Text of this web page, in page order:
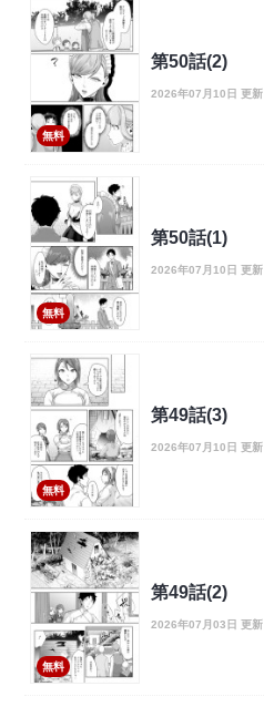
無料
第50話(2)
2026年07月10日 更新
無料
第50話(1)
2026年07月10日 更新
無料
第49話(3)
2026年07月10日 更新
無料
第49話(2)
2026年07月03日 更新